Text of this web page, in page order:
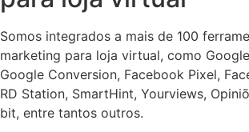
Somos integrados a mais de 100
marketing para loja virtual, como
Google Conversion, Facebook Pixel,
RD Station, SmartHint, Yourviews,
bit, entre tantos outros.